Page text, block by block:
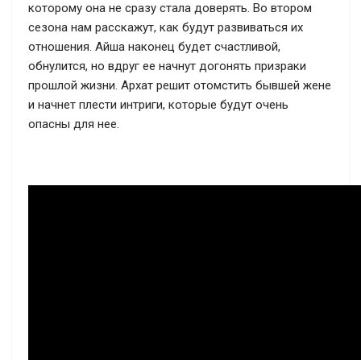
которому она не сразу стала доверять. Во втором
сезона нам расскажут, как будут развиваться их
отношения. Айша наконец будет счастливой,
обнулится, но вдруг ее начнут догонять призраки
прошлой жизни. Архат решит отомстить бывшей жене
и начнет плести интриги, которые будут очень
опасны для нее.